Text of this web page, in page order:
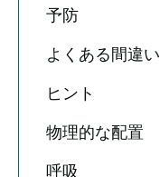
予防
よくある間違い
ヒント
物理的な配置
呼吸